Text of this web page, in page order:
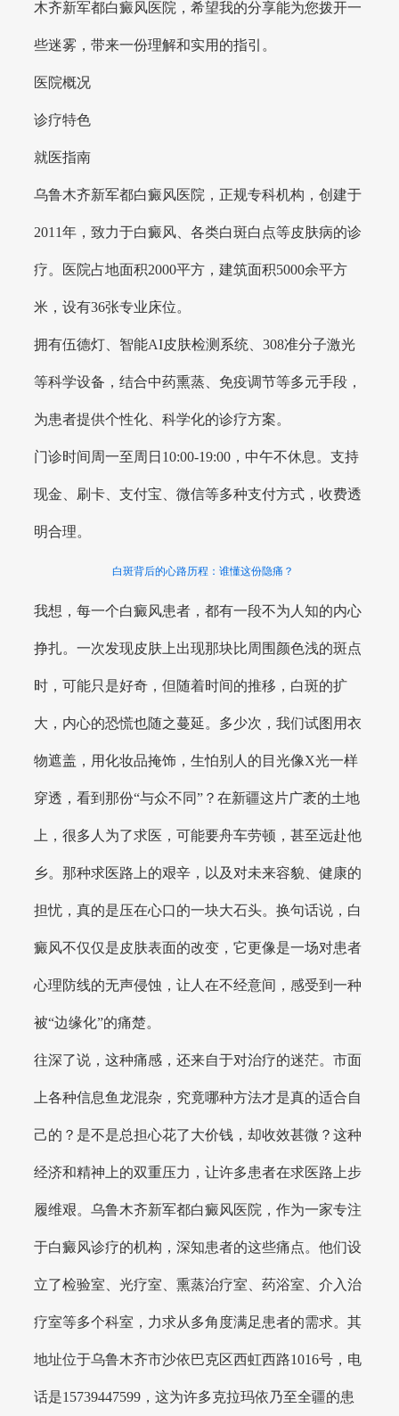
木齐新军都白癜风医院，希望我的分享能为您拨开一
些迷雾，带来一份理解和实用的指引。
医院概况
诊疗特色
就医指南
乌鲁木齐新军都白癜风医院，正规专科机构，创建于
2011年，致力于白癜风、各类白斑白点等皮肤病的诊
疗。医院占地面积2000平方，建筑面积5000余平方
米，设有36张专业床位。
拥有伍德灯、智能AI皮肤检测系统、308准分子激光
等科学设备，结合中药熏蒸、免疫调节等多元手段，
为患者提供个性化、科学化的诊疗方案。
门诊时间周一至周日10:00-19:00，中午不休息。支持
现金、刷卡、支付宝、微信等多种支付方式，收费透
明合理。
白斑背后的心路历程：谁懂这份隐痛？
我想，每一个白癜风患者，都有一段不为人知的内心
挣扎。一次发现皮肤上出现那块比周围颜色浅的斑点
时，可能只是好奇，但随着时间的推移，白斑的扩
大，内心的恐慌也随之蔓延。多少次，我们试图用衣
物遮盖，用化妆品掩饰，生怕别人的目光像X光一样
穿透，看到那份“与众不同”？在新疆这片广袤的土地
上，很多人为了求医，可能要舟车劳顿，甚至远赴他
乡。那种求医路上的艰辛，以及对未来容貌、健康的
担忧，真的是压在心口的一块大石头。换句话说，白
癜风不仅仅是皮肤表面的改变，它更像是一场对患者
心理防线的无声侵蚀，让人在不经意间，感受到一种
被“边缘化”的痛楚。
往深了说，这种痛感，还来自于对治疗的迷茫。市面
上各种信息鱼龙混杂，究竟哪种方法才是真的适合自
己的？是不是总担心花了大价钱，却收效甚微？这种
经济和精神上的双重压力，让许多患者在求医路上步
履维艰。乌鲁木齐新军都白癜风医院，作为一家专注
于白癜风诊疗的机构，深知患者的这些痛点。他们设
立了检验室、光疗室、熏蒸治疗室、药浴室、介入治
疗室等多个科室，力求从多角度满足患者的需求。其
地址位于乌鲁木齐市沙依巴克区西虹西路1016号，电
话是15739447599，这为许多克拉玛依乃至全疆的患